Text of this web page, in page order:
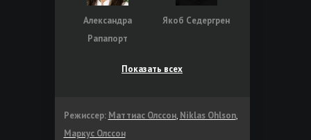
Александра
Рапапорт
Якоб Седергрен
Показать всех
Режиссер: Маттиас Олссон, Niklas Ohlson,
Маркус Олссон